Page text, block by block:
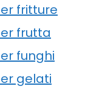
fritture
frutta
funghi
gelati